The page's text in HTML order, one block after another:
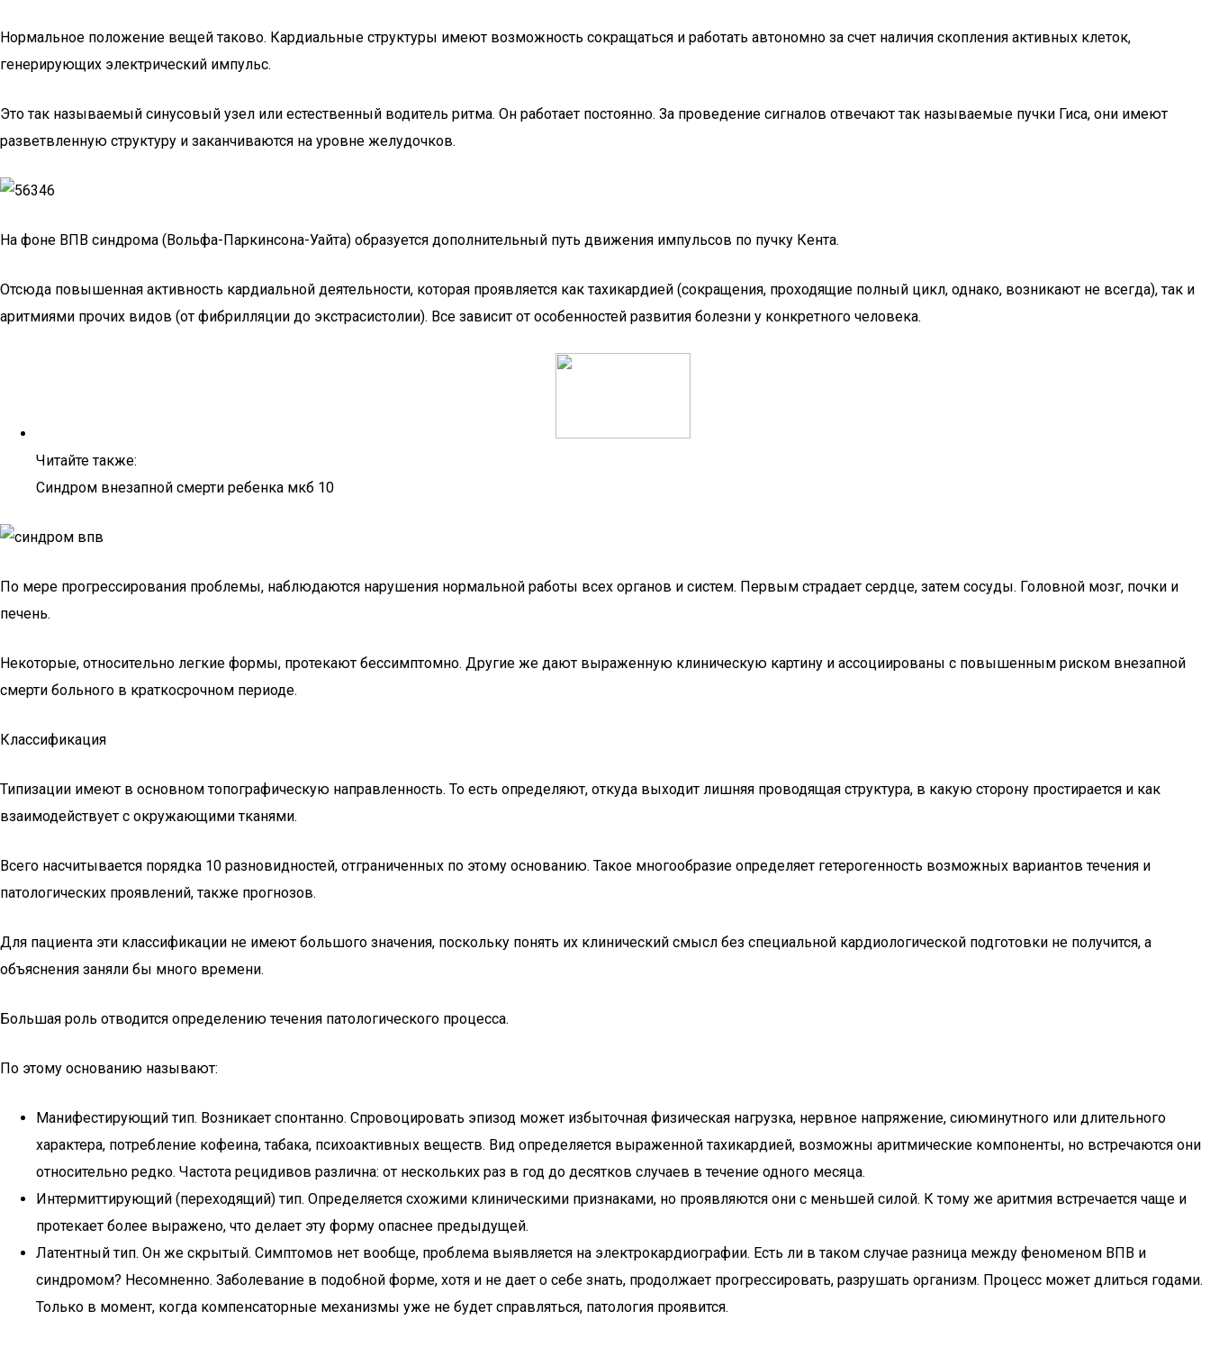
Нормальное положение вещей таково. Кардиальные структуры имеют возможность сокращаться и работать автономно за счет наличия скопления активных клеток,
генерирующих электрический импульс.
Это так называемый синусовый узел или естественный водитель ритма. Он работает постоянно. За проведение сигналов отвечают так называемые пучки Гиса, они имеют
разветвленную структуру и заканчиваются на уровне желудочков.
На фоне ВПВ синдрома (Вольфа-Паркинсона-Уайта) образуется дополнительный путь движения импульсов по пучку Кента.
Отсюда повышенная активность кардиальной деятельности, которая проявляется как тахикардией (сокращения, проходящие полный цикл, однако, возникают не всегда), так и
аритмиями прочих видов (от фибрилляции до экстрасистолии). Все зависит от особенностей развития болезни у конкретного человека.
Читайте также:
Синдром внезапной смерти ребенка мкб 10
По мере прогрессирования проблемы, наблюдаются нарушения нормальной работы всех органов и систем. Первым страдает сердце, затем сосуды. Головной мозг, почки и
печень.
Некоторые, относительно легкие формы, протекают бессимптомно. Другие же дают выраженную клиническую картину и ассоциированы с повышенным риском внезапной
смерти больного в краткосрочном периоде.
Классификация
Типизации имеют в основном топографическую направленность. То есть определяют, откуда выходит лишняя проводящая структура, в какую сторону простирается и как
взаимодействует с окружающими тканями.
Всего насчитывается порядка 10 разновидностей, отграниченных по этому основанию. Такое многообразие определяет гетерогенность возможных вариантов течения и
патологических проявлений, также прогнозов.
Для пациента эти классификации не имеют большого значения, поскольку понять их клинический смысл без специальной кардиологической подготовки не получится, а
объяснения заняли бы много времени.
Большая роль отводится определению течения патологического процесса.
По этому основанию называют:
Манифестирующий тип. Возникает спонтанно. Спровоцировать эпизод может избыточная физическая нагрузка, нервное напряжение, сиюминутного или длительного
характера, потребление кофеина, табака, психоактивных веществ. Вид определяется выраженной тахикардией, возможны аритмические компоненты, но встречаются они
относительно редко. Частота рецидивов различна: от нескольких раз в год до десятков случаев в течение одного месяца.
Интермиттирующий (переходящий) тип. Определяется схожими клиническими признаками, но проявляются они с меньшей силой. К тому же аритмия встречается чаще и
протекает более выражено, что делает эту форму опаснее предыдущей.
Латентный тип. Он же скрытый. Симптомов нет вообще, проблема выявляется на электрокардиографии. Есть ли в таком случае разница между феноменом ВПВ и
синдромом? Несомненно. Заболевание в подобной форме, хотя и не дает о себе знать, продолжает прогрессировать, разрушать организм. Процесс может длиться годами.
Только в момент, когда компенсаторные механизмы уже не будет справляться, патология проявится.